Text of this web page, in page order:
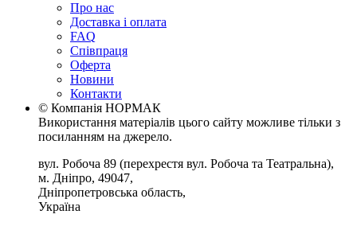
Про нас
Доставка і оплата
FAQ
Співпраця
Оферта
Новини
Контакти
© Компанія НОРМАК
Використання матеріалів цього сайту можливе тільки з
посиланням на джерело.
вул. Робоча 89 (перехрестя вул. Робоча та Театральна),
м. Дніпро, 49047,
Дніпропетровська область,
Україна